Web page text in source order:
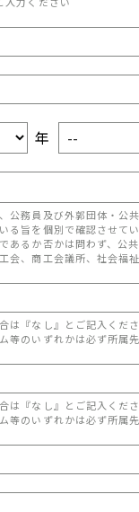
年
公務員及び外郭団体・公
旨を個別で確認させて
るか否かは問わず、公
会、商工会議所、社会福
『なし』とご記入くださ
等のいずれかは必ず所属
『なし』とご記入くださ
等のいずれかは必ず所属